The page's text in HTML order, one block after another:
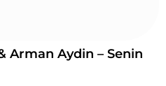
Arman Aydin – Senin